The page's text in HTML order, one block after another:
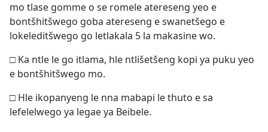
mo tlase gomme o se romele atereseng yeo e
bontšhitšwego goba atereseng e swanetšego e
lokeleditšwego go letlakala 5 la makasine wo.
□ Ka ntle le go itlama, hle ntlišetšeng kopi ya puku yeo
e bontšhitšwego mo.
□ Hle ikopanyeng le nna mabapi le thuto e sa
lefelelwego ya legae ya Beibele.